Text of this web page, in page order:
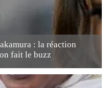
: la réaction
fait le buzz